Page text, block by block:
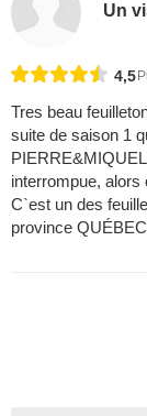
Un
4,5
Tres beau
suite de saison 1
interrompue, alors
C`est un des
province